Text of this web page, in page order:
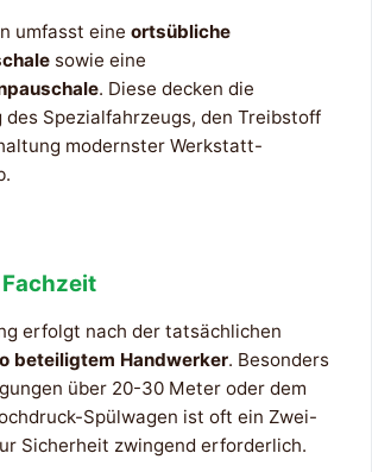
umfasst eine ortsübliche
sowie eine
. Diese decken die
Spezialfahrzeugs, den Treibstoff
modernster Werkstatt-
erfolgt nach der tatsächlichen
beteiligtem Handwerker. Besonders
über 20-30 Meter oder dem
Spülwagen ist oft ein Zwei-
Sicherheit zwingend erforderlich.